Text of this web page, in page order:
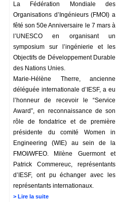
La Fédération Mondiale des
Organisations d’Ingénieurs (FMOI) a
fêté son 50e Anniversaire le 7 mars à
l’UNESCO en organisant un
symposium sur l’ingénierie et les
Objectifs de Développement Durable
des Nations Unies.
Marie-Hélène Therre, ancienne
déléguée internationale d’IESF, a eu
l’honneur de recevoir le “Service
Award”, en reconnaissance de son
rôle de fondatrice et de première
présidente du comité Women in
Engineering (WIE) au sein de la
FMOI/WFEO. Milène Guermont et
Patrick Commereuc, représentants
d’IESF, ont pu échanger avec les
représentants internationaux.
> Lire la suite